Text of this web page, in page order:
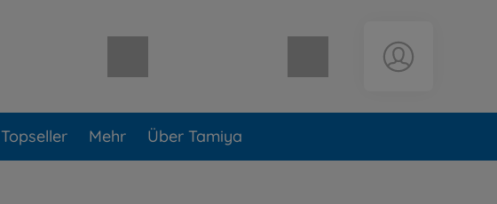
Warenkorb leer
Topseller Mehr Über Tamiya